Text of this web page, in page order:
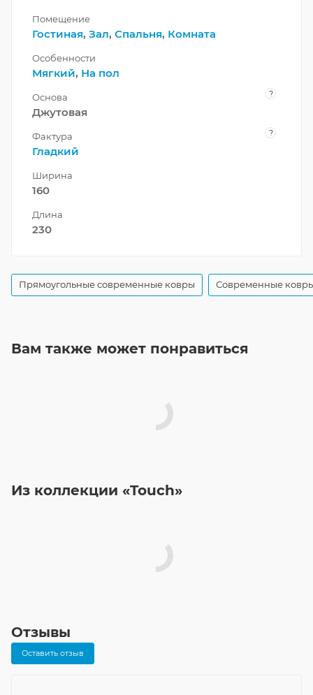
Помещение
Гостиная, Зал, Спальня, Комната
Особенности
Мягкий, На пол
Основа ?
Джутовая
Фактура ?
Гладкий
Ширина
160
Длина
230
Прямоугольные современные ковры Современные
Вам также может понравиться
Из коллекции «Touch»
Отзывы
Оставить отзыв